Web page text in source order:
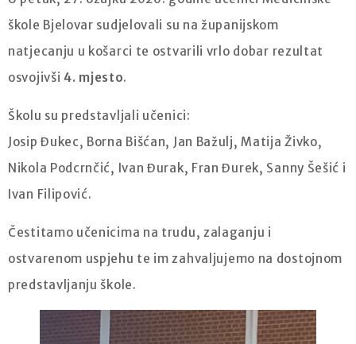
škole Bjelovar sudjelovali su na županijskom
natjecanju u košarci te ostvarili vrlo dobar rezultat
osvojivši 4. mjesto.
Školu su predstavljali učenici:
Josip Đukec, Borna Bišćan, Jan Bažulj, Matija Živko,
Nikola Podcrnčić, Ivan Đurak, Fran Đurek, Sanny Šešić i
Ivan Filipović.
Čestitamo učenicima na trudu, zalaganju i
ostvarenom uspjehu te im zahvaljujemo na dostojnom
predstavljanju škole.